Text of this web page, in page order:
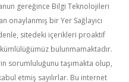
gereğince Bilgi Teknolojileri
onaylanmış bir Yer Sağlayıcı
sitedeki içerikleri proaktif
bulunmamaktadır.
sorumluluğunu taşımakta olup,
etmiş sayılırlar. Bu internet